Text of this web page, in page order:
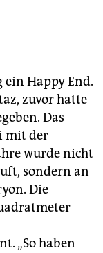
ein Happy End.
zuvor hatte
Das
mit der
wurde nicht
sondern an
Die
„So haben